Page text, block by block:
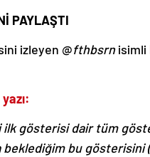
PAYLAŞTI
izleyen @fthbsrnisimli
ilk gösterisi dair tüm
beklediğim bu